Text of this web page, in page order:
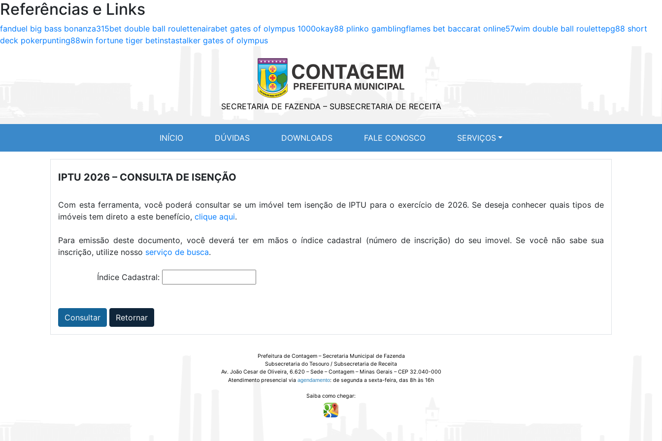
Referências e Links
fanduel big bass bonanza315bet double ball roulettenairabet gates of olympus 1000okay88 plinko gamblingflames bet baccarat online57wim double ball roulettepg88 short
deck pokerpunting88win fortune tiger betinstastalker gates of olympus
SECRETARIA DE FAZENDA – SUBSECRETARIA DE RECEITA
INÍCIO(CURRENT)DÚVIDAS DOWNLOADS FALE CONOSCO SERVIÇOS
IPTU 2026 – CONSULTA DE ISENÇÃO
Com esta ferramenta, você poderá consultar se um imóvel tem isenção de IPTU para o exercício de 2026. Se deseja conhecer quais tipos de
imóveis tem direto a este benefício, clique aqui.
Para emissão deste documento, você deverá ter em mãos o índice cadastral (número de inscrição) do seu imovel. Se você não sabe sua
inscrição, utilize nosso serviço de busca.
Índice Cadastral:
Consultar Retornar
Prefeitura de Contagem – Secretaria Municipal de Fazenda
Subsecretaria do Tesouro / Subsecretaria de Receita
Av. João Cesar de Oliveira, 6.620 – Sede – Contagem – Minas Gerais – CEP 32.040-000
Atendimento presencial via agendamento: de segunda a sexta-feira, das 8h às 16h
Saiba como chegar: